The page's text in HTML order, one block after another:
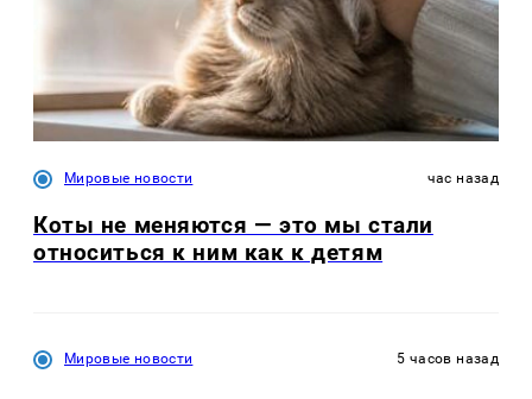
Мировые новости час назад
Коты не меняются — это мы стали
относиться к ним как к детям
Мировые новости 5 часов назад